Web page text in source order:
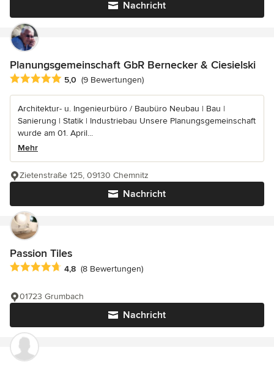
Nachricht
Planungsgemeinschaft GbR Bernecker & Ciesielski
Durchschnittliche Bewertung: 5 von 5 Sternen
5,0 (9 Bewertungen)
Architektur- u. Ingenieurbüro / Baubüro Neubau | Bau |
Sanierung | Statik | Industriebau Unsere Planungsgemeinschaft
wurde am 01. April...
Mehr
Nachricht
Zietenstraße 125, 09130 Chemnitz
Passion Tiles
Durchschnittliche Bewertung: 4.8 von 5 Sternen
4,8 (8 Bewertungen)
Nachricht
01723 Grumbach